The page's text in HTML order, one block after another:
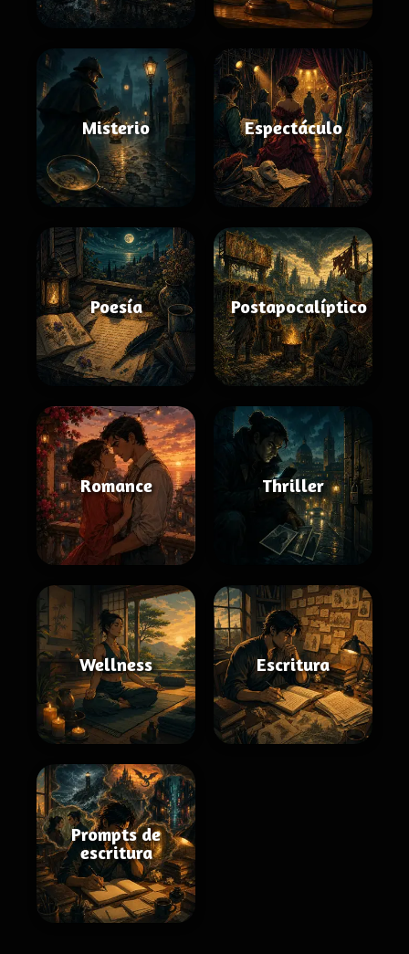
Misterio Espectáculo
Poesía Postapocalíptico
Romance Thriller
Wellness Escritura
Prompts de
escritura